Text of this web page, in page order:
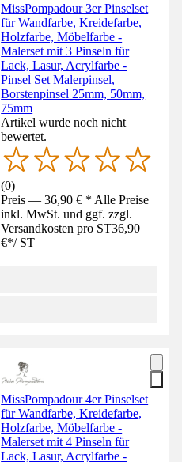
MissPompadour 3er Pinselset
für Wandfarbe, Kreidefarbe,
Holzfarbe, Möbelfarbe -
Malerset mit 3 Pinseln für
Lack, Lasur, Acrylfarbe -
Pinsel Set Malerpinsel,
Borstenpinsel 25mm, 50mm,
75mm
Artikel wurde noch nicht
bewertet.
(0)
Preis — 36,90 € * Alle Preise
inkl. MwSt. und ggf. zzgl.
Versandkosten pro ST36,90
€*/ ST
MissPompadour 4er Pinselset
für Wandfarbe, Kreidefarbe,
Holzfarbe, Möbelfarbe -
Malerset mit 4 Pinseln für
Lack, Lasur, Acrylfarbe -